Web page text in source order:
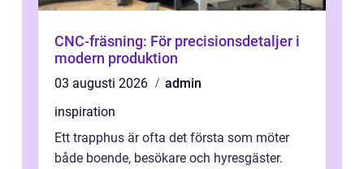
CNC-fräsning: För precisionsdetaljer i
modern produktion
03 augusti 2026
admin
inspiration
Ett trapphus är ofta det första som möter
både boende, besökare och hyresgäster.